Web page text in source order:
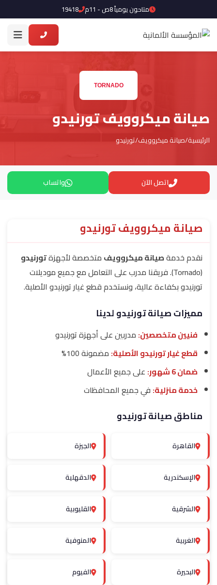
متاحون يومياً 8ص - 11م 19418
صيانة ميكروويف تورنيدو
الرئيسية/صيانة ميكروويف/تورنيدو
اتصل الآن واتساب
صيانة ميكروويف تورنيدو
نقدم خدمةصيانة ميكروويف متخصصة لأجهزةتورنيدو
(Tornado). فريقنا مدرب على التعامل مع جميع موديلات
تورنيدو بكفاءة عالية، ونستخدم قطع غيار تورنيدو الأصلية.
مميزات صيانة تورنيدو لدينا
فنيين متخصصين: مدربين على أجهزة تورنيدو
قطع غيار تورنيدو الأصلية: مضمونة 100%
ضمان 6 شهور:
على جميع الأعمال
خدمة منزلية: في جميع المحافظات
مناطق صيانة تورنيدو
القاهرة الجيزة
الإسكندرية الدقهلية
الشرقية القليوبية
الغربية المنوفية
البحيرة الفيوم